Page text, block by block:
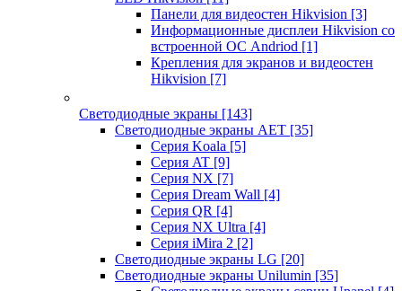
Панели для видеостен Hikvision [3]
Информационные дисплеи Hikvision со
встроенной ОС Andriod [1]
Крепления для экранов и видеостен
Hikvision [7]
Светодиодные экраны [143]
Светодиодные экраны AET [35]
Cерия Koala [5]
Серия AT [9]
Серия NX [7]
Серия Dream Wall [4]
Серия QR [4]
Серия NX Ultra [4]
Серия iMira 2 [2]
Светодиодные экраны LG [20]
Светодиодные экраны Unilumin [35]